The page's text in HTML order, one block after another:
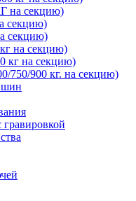
на секцию)
секцию)
секцию)
на секцию)
кг на секцию)
750/900 кг. на секцию)
шин
гравировкой